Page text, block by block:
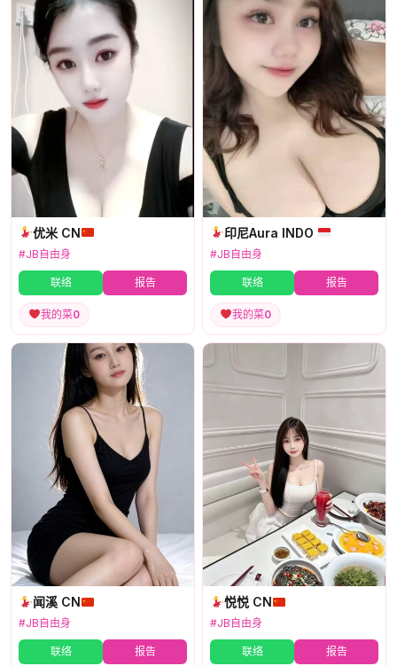
优米 CN
#JB自由身
联络 报告
我的菜0
印尼Aura INDO
#JB自由身
联络 报告
我的菜0
闻溪 CN
#JB自由身
联络 报告
悦悦 CN
#JB自由身
联络 报告